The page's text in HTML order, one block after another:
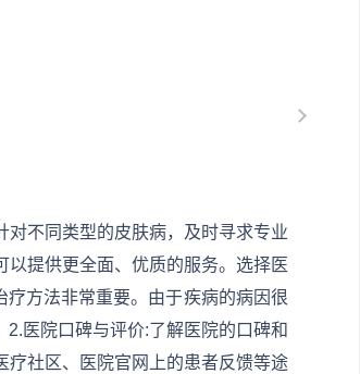
不同类型的皮肤病，及时寻求专业
提供更全面、优质的服务。选择医
方法非常重要。由于疾病的病因很
医院口碑与评价:了解医院的口碑和
疗社区、医院官网上的患者反馈等途